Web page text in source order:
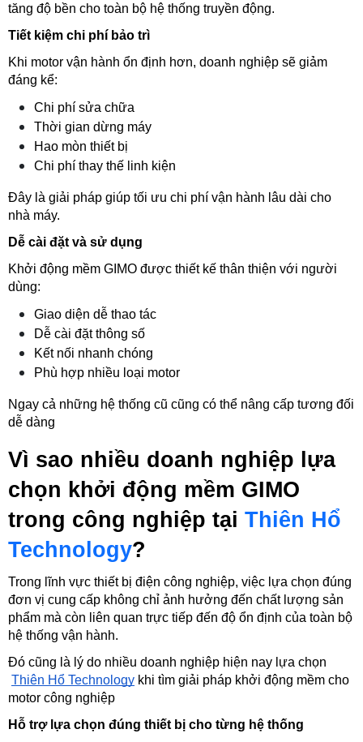
tăng độ bền cho toàn bộ hệ thống truyền động.
Tiết kiệm chi phí bảo trì
Khi motor vận hành ổn định hơn, doanh nghiệp sẽ giảm
đáng kể:
Chi phí sửa chữa
Thời gian dừng máy
Hao mòn thiết bị
Chi phí thay thế linh kiện
Đây là giải pháp giúp tối ưu chi phí vận hành lâu dài cho
nhà máy.
Dễ cài đặt và sử dụng
Khởi động mềm GIMO được thiết kế thân thiện với người
dùng:
Giao diện dễ thao tác
Dễ cài đặt thông số
Kết nối nhanh chóng
Phù hợp nhiều loại motor
Ngay cả những hệ thống cũ cũng có thể nâng cấp tương đối
dễ dàng
Vì sao nhiều doanh nghiệp lựa
chọn khởi động mềm GIMO
trong công nghiệp tại Thiên Hổ
Technology?
Trong lĩnh vực thiết bị điện công nghiệp, việc lựa chọn đúng
đơn vị cung cấp không chỉ ảnh hưởng đến chất lượng sản
phẩm mà còn liên quan trực tiếp đến độ ổn định của toàn bộ
hệ thống vận hành.
Đó cũng là lý do nhiều doanh nghiệp hiện nay lựa chọn
Thiên Hổ Technology khi tìm giải pháp khởi động mềm cho
motor công nghiệp
Hỗ trợ lựa chọn đúng thiết bị cho từng hệ thống